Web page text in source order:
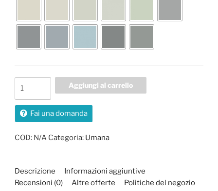
Aggiungi al carrello
Fai una domanda
COD: N/A Categoria: Umana
Descrizione
Informazioni aggiuntive
Recensioni (0)
Altre offerte
Politiche del negozio